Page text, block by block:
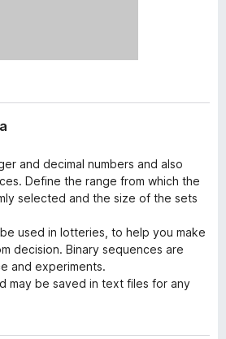
and decimal numbers and also
Define the range from which the
selected and the size of the sets
used in lotteries, to help you make
decision. Binary sequences are
and experiments.
may be saved in text files for any